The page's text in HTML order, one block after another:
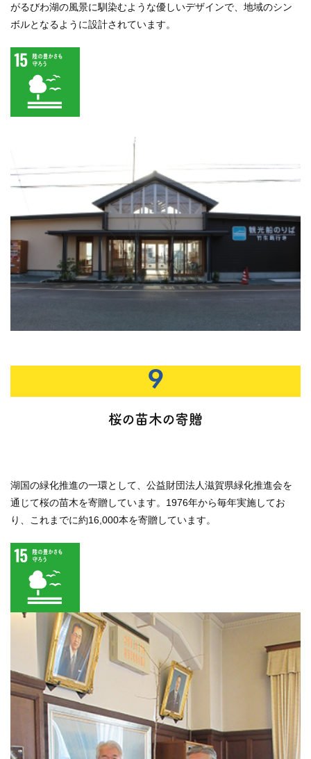
がるびわ湖の風景に馴染むような優しいデザインで、地域のシン
ボルとなるように設計されています。
9
桜の苗木の寄贈
湖国の緑化推進の一環として、公益財団法人滋賀県緑化推進会を
通じて桜の苗木を寄贈しています。1976年から毎年実施してお
り、これまでに約16,000本を寄贈しています。